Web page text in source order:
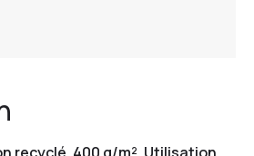
recyclé. 400 g/m². Utilisation